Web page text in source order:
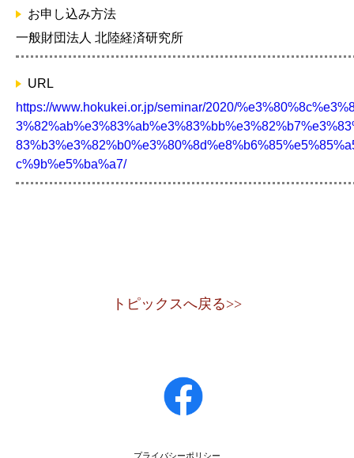
お申し込み方法
一般財団法人 北陸経済研究所
URL
https://www.hokukei.or.jp/seminar/2020/
c%9b%e5%ba%a7/
トピックスへ戻る>>
プライバシーポリシー